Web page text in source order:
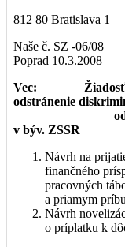
812 80 Bratislava 1
Naše
Poprad 10.3.2008
Vec:
odstránenie
v býv. ZSSR
Návrh na
finančného
pracovných
a priamym
Návrh
o príplatku k